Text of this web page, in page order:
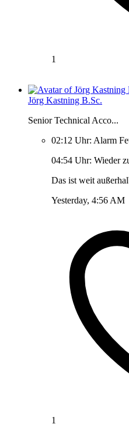
1
Jörg Kastning B.Sc.
Senior Technical Acco...
02:12 Uhr: Alarm
04:54 Uhr: Wieder
Das ist weit
Yesterday, 4:56 AM
1